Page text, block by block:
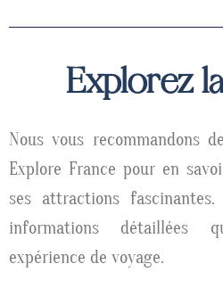
Explorez
Nous vous recommandons
Explore France pour en
ses attractions fascinantes.
informations détaillées
expérience de voyage.